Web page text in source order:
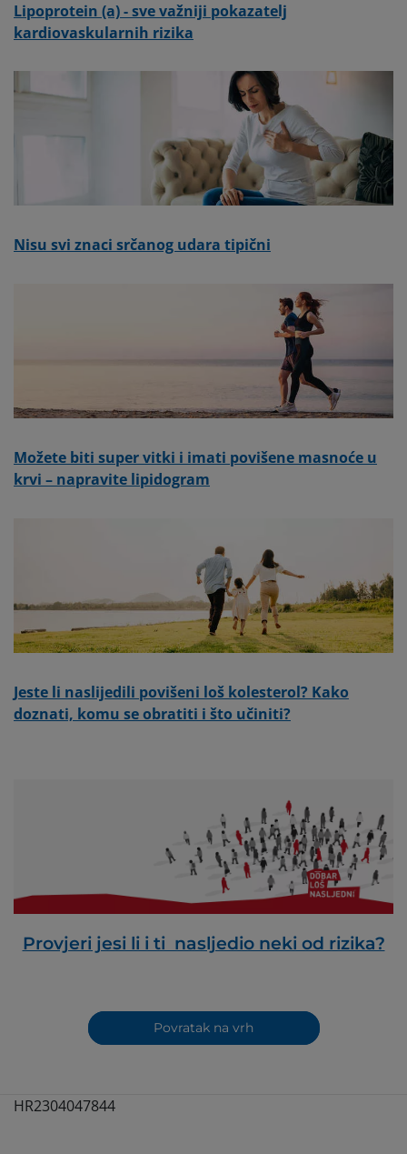
Lipoprotein (a) - sve važniji pokazatelj
kardiovaskularnih rizika
Nisu svi znaci srčanog udara tipični
Možete biti super vitki i imati povišene masnoće u
krvi – napravite lipidogram
Jeste li naslijedili povišeni loš kolesterol? Kako
doznati, komu se obratiti i što učiniti?
Provjeri jesi li i ti nasljedio neki od rizika?
Povratak na vrh
HR2304047844